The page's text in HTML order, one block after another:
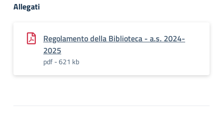
Allegati
Regolamento della Biblioteca - a.s. 2024-
2025
pdf - 621 kb